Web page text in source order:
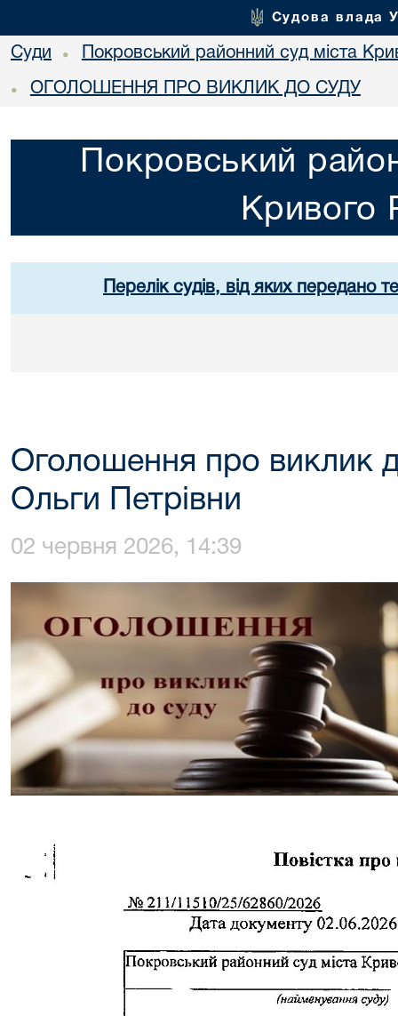
Судова влада
Суди • Покровський районний суд міста
• ОГОЛОШЕННЯ ПРО ВИКЛИК ДО СУДУ
Покровський
Кривого
Перелік судів, від яких передано
Оголошення про виклик
Ольги Петрівни
02 червня 2026, 14:39